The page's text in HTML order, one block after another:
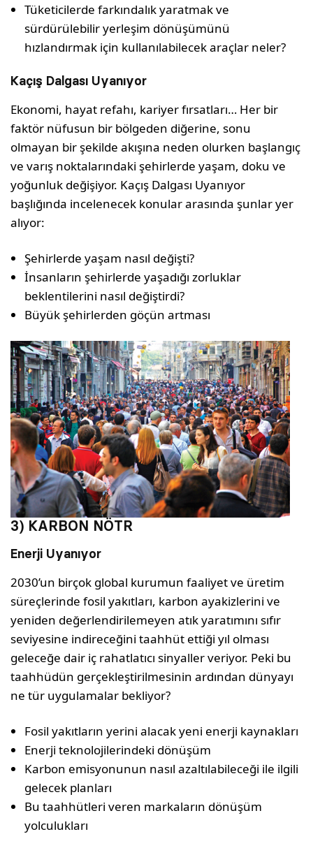
Tüketicilerde farkındalık yaratmak ve
sürdürülebilir yerleşim dönüşümünü
hızlandırmak için kullanılabilecek araçlar neler?
Kaçış Dalgası Uyanıyor
Ekonomi, hayat refahı, kariyer fırsatları… Her bir
faktör nüfusun bir bölgeden diğerine, sonu
olmayan bir şekilde akışına neden olurken başlangıç
ve varış noktalarındaki şehirlerde yaşam, doku ve
yoğunluk değişiyor. Kaçış Dalgası Uyanıyor
başlığında incelenecek konular arasında şunlar yer
alıyor:
Şehirlerde yaşam nasıl değişti?
İnsanların şehirlerde yaşadığı zorluklar
beklentilerini nasıl değiştirdi?
Büyük şehirlerden göçün artması
3) KARBON NÖTR
Enerji Uyanıyor
2030’un birçok global kurumun faaliyet ve üretim
süreçlerinde fosil yakıtları, karbon ayakizlerini ve
yeniden değerlendirilemeyen atık yaratımını sıfır
seviyesine indireceğini taahhüt ettiği yıl olması
geleceğe dair iç rahatlatıcı sinyaller veriyor. Peki bu
taahhüdün gerçekleştirilmesinin ardından dünyayı
ne tür uygulamalar bekliyor?
Fosil yakıtların yerini alacak yeni enerji kaynakları
Enerji teknolojilerindeki dönüşüm
Karbon emisyonunun nasıl azaltılabileceği ile ilgili
gelecek planları
Bu taahhütleri veren markaların dönüşüm
yolculukları